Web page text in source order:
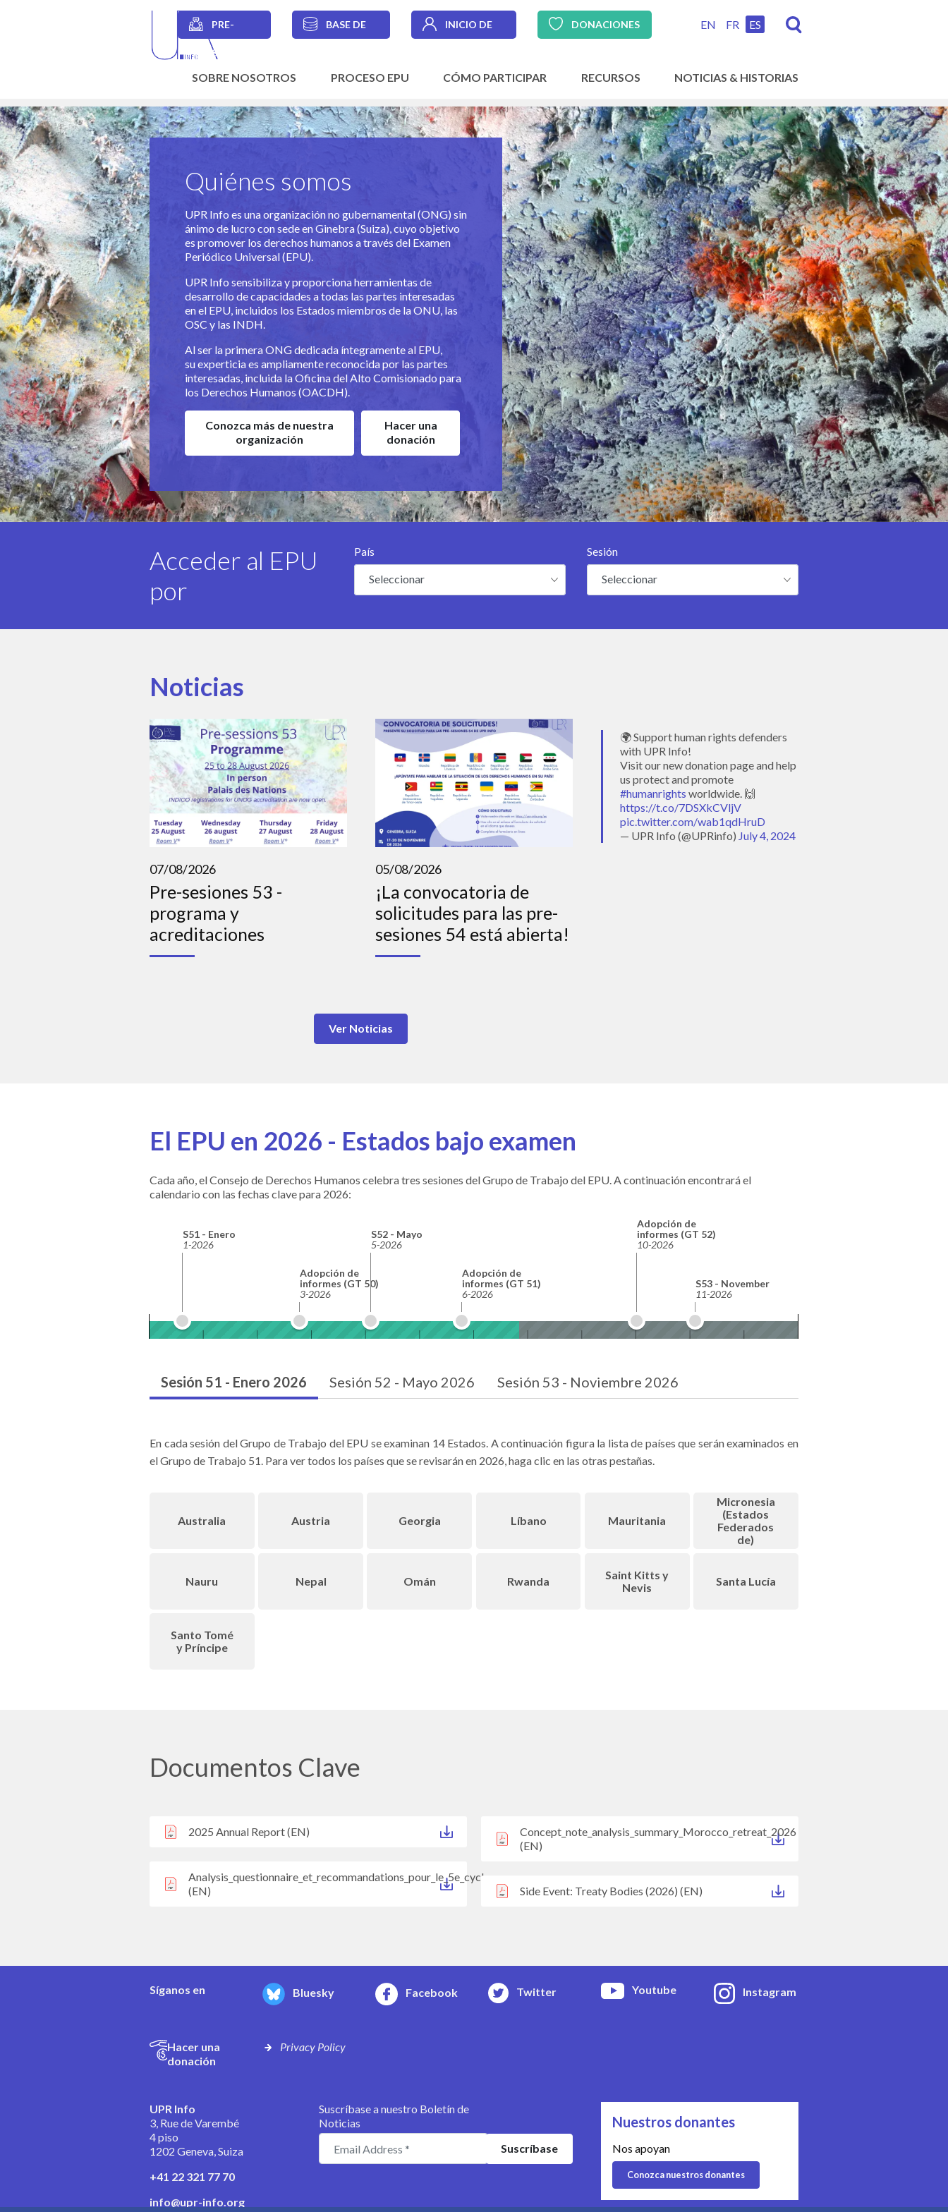
Secondary
navigation
PRE-
SESIONES
BASE DE INICIO DE DONACIONES EN FR ES
Main
navigation
SOBRE NOSOTROS PROCESO EPU CÓMO PARTICIPAR RECURSOS NOTICIAS & HISTORIAS
Quiénes somos
UPR Info es una organización no gubernamental (ONG) sin
ánimo de lucro con sede en Ginebra (Suiza), cuyo objetivo
es promover los derechos humanos a través del Examen
Periódico Universal (EPU).
UPR Info sensibiliza y proporciona herramientas de
desarrollo de capacidades a todas las partes interesadas
en el EPU, incluidos los Estados miembros de la ONU, las
OSC y las INDH.
Al ser la primera ONG dedicada íntegramente al EPU,
su experticia es ampliamente reconocida por las partes
interesadas, incluida la Oficina del Alto Comisionado para
los Derechos Humanos (OACDH).
Conozca más de nuestra
organización
Hacer una
donación
Acceder al EPU
por
País
Seleccionar
Sesión
Seleccionar
Noticias
07/08/2026
Pre-sesiones 53 -
programa y
acreditaciones
05/08/2026
¡La convocatoria de
solicitudes para las pre-
sesiones 54 está abierta!
Ver Noticias
🌍 Support human rights defenders
with UPR Info!
Visit our new donation page and help
us protect and promote
#humanrights worldwide. 🙌
https://t.co/7DSXkCVljV
pic.twitter.com/wab1qdHruD
— UPR Info (@UPRinfo) July 4, 2024
El EPU en 2026 - Estados bajo examen
Cada año, el Consejo de Derechos Humanos celebra tres sesiones del Grupo de Trabajo del EPU. A continuación encontrará el
calendario con las fechas clave para 2026:
S51 - Enero
1-2026
Adopción de
informes (GT 50)
3-2026
S52 - Mayo
5-2026
Adopción de
informes (GT 51)
6-2026
Adopción de
informes (GT 52)
10-2026
S53 - November
11-2026
Sesión 51 - Enero 2026 Sesión 52 - Mayo 2026 Sesión 53 - Noviembre 2026
En cada sesión del Grupo de Trabajo del EPU se examinan 14 Estados. A continuación figura la lista de países que serán examinados en
el Grupo de Trabajo 51. Para ver todos los países que se revisarán en 2026, haga clic en las otras pestañas.
Australia Austria Georgia Líbano Mauritania
Micronesia
(Estados
Federados
de)
Nauru Nepal Omán Rwanda
Saint Kitts y
Nevis
Santa Lucía
Santo Tomé
y Príncipe
Documentos Clave
2025 Annual Report (EN)
Analysis_questionnaire_et_recommandations_pour_le_5e_cycle
(EN)
Concept_note_analysis_summary_Morocco_retreat_2026
(EN)
Side Event: Treaty Bodies (2026) (EN)
Síganos en Bluesky Facebook Twitter Youtube Instagram
Hacer una
donación
Privacy Policy
UPR Info
3, Rue de Varembé
4 piso
1202 Geneva, Suiza
+41 22 321 77 70
info@upr-info.org
Suscríbase a nuestro Boletín de
Noticias
Nuestros donantes
Nos apoyan
Conozca nuestros donantes